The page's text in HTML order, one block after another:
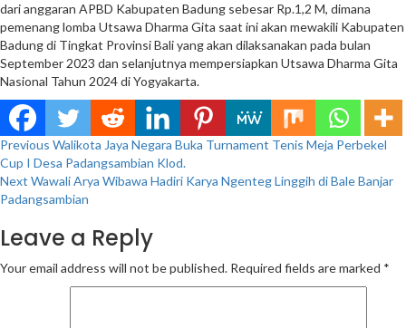
dari anggaran APBD Kabupaten Badung sebesar Rp.1,2 M, dimana
pemenang lomba Utsawa Dharma Gita saat ini akan mewakili Kabupaten
Badung di Tingkat Provinsi Bali yang akan dilaksanakan pada bulan
September 2023 dan selanjutnya mempersiapkan Utsawa Dharma Gita
Nasional Tahun 2024 di Yogyakarta.
Continue
Reading
Previous Walikota Jaya Negara Buka Turnament Tenis Meja Perbekel
Cup I Desa Padangsambian Klod.
Next Wawali Arya Wibawa Hadiri Karya Ngenteg Linggih di Bale Banjar
Padangsambian
Leave a Reply
Your email address will not be published. Required fields are marked *